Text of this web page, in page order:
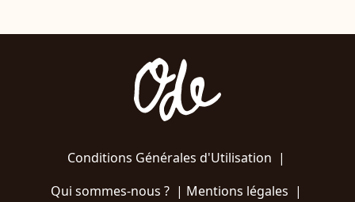
Conditions Générales d'Utilisation |
Qui sommes-nous ?| Mentions légales |